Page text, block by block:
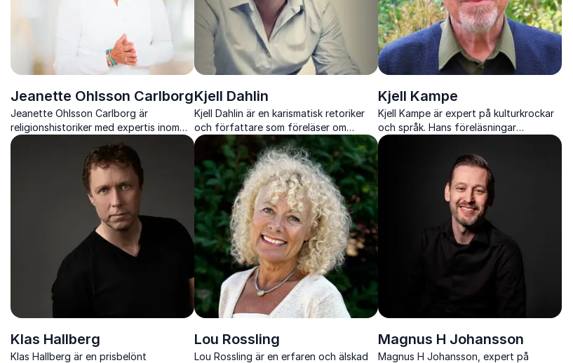
Jeanette Ohlsson Carlborg
Jeanette Ohlsson Carlborg är
religionshistoriker med expertis inom
islam, mångfald och hederskultur. Hon
hjälper företag och institutioner förstå
och navigera interkulturella skillnader.
Kjell Dahlin
Kjell Dahlin är en karismatisk retoriker
och författare som föreläser om
strategisk kommunikation. Hans
föreläsningar kombinerar värme, humor
och djupa insikter.
Kjell Kampe
Kjell Kampe är expert på kulturkrockar
och språk. Hans föreläsningar
kombinerar humor, insikter och
praktiska tips om hur vi kan förstå och
hantera skillnader mellan kulturer.
Klas Hallberg
Klas Hallberg är en prisbelönt
Lou Rossling
Lou Rossling är en erfaren och älskad
Magnus H Johansson
Magnus H Johansson, expert på